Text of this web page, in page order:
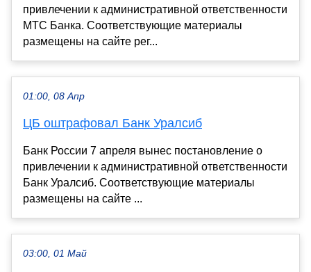
привлечении к административной ответственности
МТС Банка. Соответствующие материалы
размещены на сайте рег...
01:00, 08 Апр
ЦБ оштрафовал Банк Уралсиб
Банк России 7 апреля вынес постановление о
привлечении к административной ответственности
Банк Уралсиб. Соответствующие материалы
размещены на сайте ...
03:00, 01 Май